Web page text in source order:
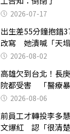
2026-07-17
出生差55分鐘抱錯
改寫 她潰喊「天
2026-08-02
高雄欠到台北！長
院都受害 「醫療
曝光2026-08-06
前員工才轉投李多
文爆紅 認「很清楚